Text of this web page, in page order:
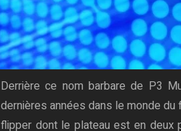
Derrière ce nom barbare de P3
dernières années dans le monde du
flipper dont le plateau est en deux